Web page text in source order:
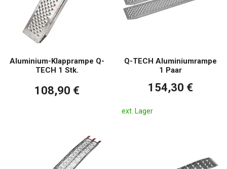
Aluminium-Klapprampe Q-
TECH 1 Stk.
108,90 €
Q-TECH Aluminiumrampe
1 Paar
154,30 €
ext. Lager